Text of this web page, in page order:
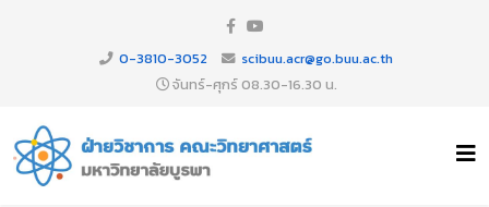
0-3810-3052
scibuu.acr@go.buu.ac.th
จันทร์-ศุกร์ 08.30-16.30 น.